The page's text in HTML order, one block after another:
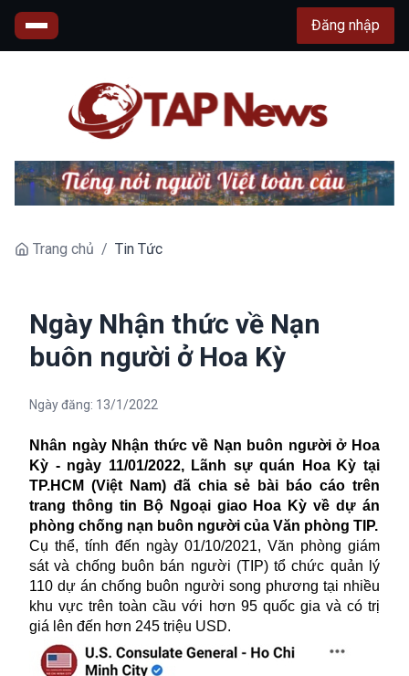
Đăng nhập
Trang chủ / Tin Tức
Ngày Nhận thức về Nạn
buôn người ở Hoa Kỳ
Ngày đăng: 13/1/2022
Nhân ngày Nhận thức về Nạn buôn người ở Hoa
Kỳ - ngày 11/01/2022, Lãnh sự quán Hoa Kỳ tại
TP.HCM (Việt Nam) đã chia sẻ bài báo cáo trên
trang thông tin
Bộ Ngoại giao Hoa Kỳ về dự án
phòng chống nạn buôn người của Văn phòng TIP.
Cụ thể, tính đến ngày 01/10/2021, Văn phòng giám
sát và chống buôn bán người (TIP) tổ chức quản lý
110 dự án chống buôn người song phương tại nhiều
khu vực trên toàn cầu với hơn 95 quốc gia và có trị
giá lên đến hơn 245 triệu USD.